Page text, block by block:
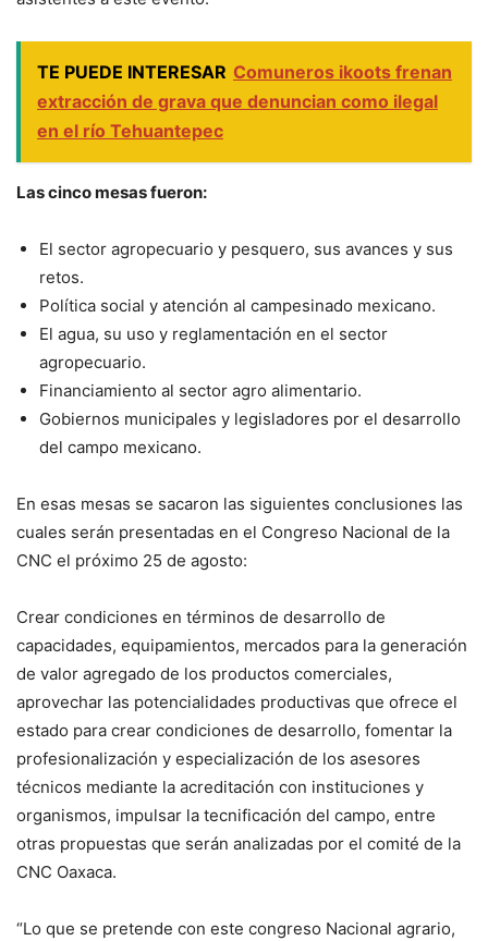
TE PUEDE INTERESAR Comuneros ikoots frenan
extracción de grava que denuncian como ilegal
en el río Tehuantepec
Las cinco mesas fueron:
El sector agropecuario y pesquero, sus avances y sus
retos.
Política social y atención al campesinado mexicano.
El agua, su uso y reglamentación en el sector
agropecuario.
Financiamiento al sector agro alimentario.
Gobiernos municipales y legisladores por el desarrollo
del campo mexicano.
En esas mesas se sacaron las siguientes conclusiones las
cuales serán presentadas en el Congreso Nacional de la
CNC el próximo 25 de agosto:
Crear condiciones en términos de desarrollo de
capacidades, equipamientos, mercados para la generación
de valor agregado de los productos comerciales,
aprovechar las potencialidades productivas que ofrece el
estado para crear condiciones de desarrollo, fomentar la
profesionalización y especialización de los asesores
técnicos mediante la acreditación con instituciones y
organismos, impulsar la tecnificación del campo, entre
otras propuestas que serán analizadas por el comité de la
CNC Oaxaca.
“Lo que se pretende con este congreso Nacional agrario,